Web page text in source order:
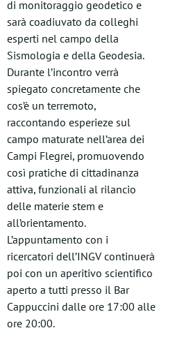
di monitoraggio geodetico e
sarà coadiuvato da colleghi
esperti nel campo della
Sismologia e della Geodesia.
Durante l’incontro verrà
spiegato concretamente che
cos’è un terremoto,
raccontando esperieze sul
campo maturate nell’area dei
Campi Flegrei, promuovendo
così pratiche di cittadinanza
attiva, funzionali al rilancio
delle materie stem e
all’orientamento.
L’appuntamento con i
ricercatori dell’INGV continuerà
poi con un aperitivo scientifico
aperto a tutti presso il Bar
Cappuccini dalle ore 17:00 alle
ore 20:00.